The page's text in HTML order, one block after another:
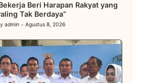
Beri Harapan Rakyat yang
Tak Berdaya”
admin Agustus 8, 2026